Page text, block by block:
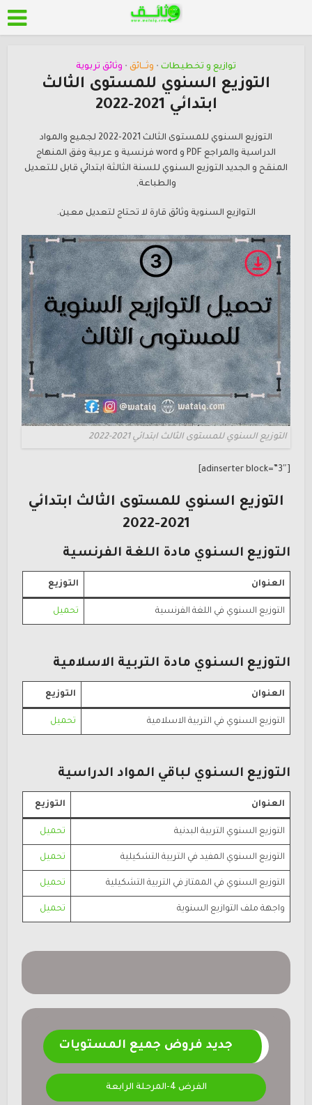
توازيع و تخطيطات • وثـــائق • وثائق تربوية
التوزيع السنوي للمستوى الثالث
ابتدائي 2021-2022
التوزيع السنوي للمستوى الثالث 2021-2022 لجميع والمواد
الدراسية والمراجع PDF و word فرنسية و عربية وفق المنهاج
المنقح و الجديد التوزيع السنوي للسنة الثالثة ابتدائي قابل للتعديل
والطباعة,
التوازيع السنوية وثائق قارة لا تحتاج لتعديل معين.
التوزيع السنوي للمستوى الثالث ابتدائي 2021-2022
التوزيع السنوي للمستوى الثالث ابتدائي
2021-2022
التوزيع السنوي مادة اللغة الفرنسية
العنوان التوزيع
التوزيع السنوي في اللغة الفرنسية تحميل
التوزيع السنوي مادة التربية الاسلامية
العنوان التوزيع
التوزيع السنوي في التربية الاسلامية تحميل
التوزيع السنوي لباقي المواد الدراسية
العنوان التوزيع
التوزيع السنوي التربية البدنية تحميل
التوزيع السنوي المفيد في التربية التشكيلية تحميل
التوزيع السنوي في الممتاز في التربية التشكيلية تحميل
واجهة ملف التوازيع السنوية تحميل
جديد فروض جميع المستويات
الفرض 4-المرحلة الرابعة